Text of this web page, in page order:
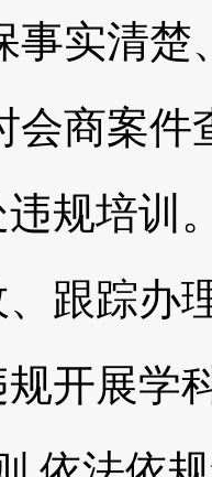
事实清
会商案件
规培训
跟踪办
开展学